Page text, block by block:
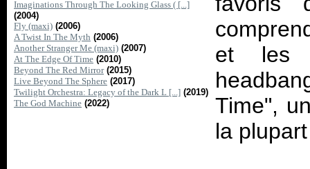
Imaginations Through The Looking Glass ( [...]
(2004)
Fly (maxi) (2006)
A Twist In The Myth (2006)
Another Stranger Me (maxi) (2007)
At The Edge Of Time (2010)
Beyond The Red Mirror (2015)
Live Beyond The Sphere (2017)
Twilight Orchestra: Legacy of the Dark L [...] (2019)
The God Machine (2022)
et les
Time",
la